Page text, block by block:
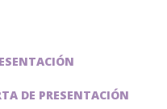
DE PRESENTACIÓN